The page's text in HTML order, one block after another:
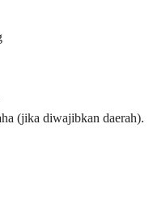
(jika diwajibkan daerah).